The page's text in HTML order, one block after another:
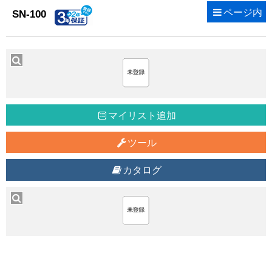
SN-100 ページ内
マイリスト追加
ツール
カタログ